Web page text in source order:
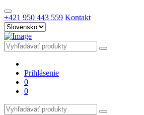
+421 950 443 559 Kontakt
Prihlásenie
0
0